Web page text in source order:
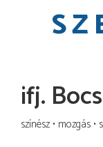
ifj.
színész mozgás